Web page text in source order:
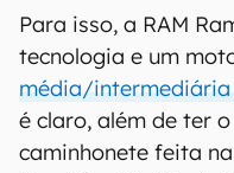
Para isso, a RAM
tecnologia e um
média/
é claro, além de ter
caminhonete feita